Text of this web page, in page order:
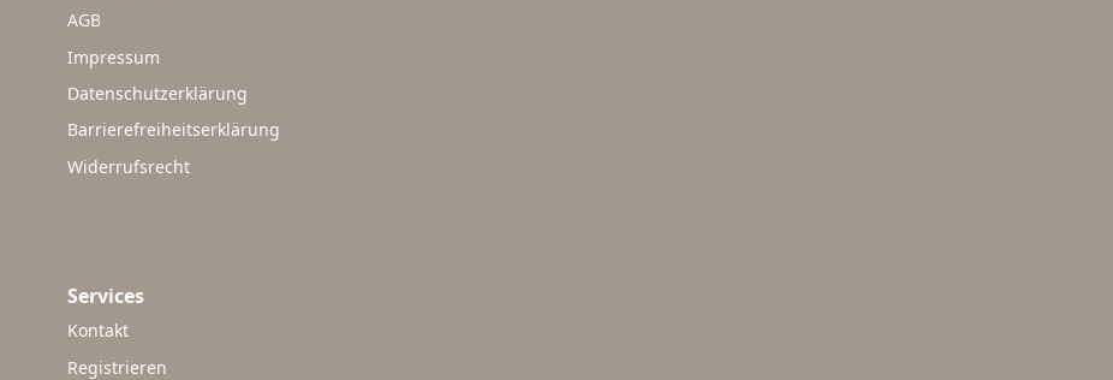
AGB
Impressum
Datenschutzerklärung
Barrierefreiheitserklärung
Widerrufsrecht
Services
Kontakt
Registrieren